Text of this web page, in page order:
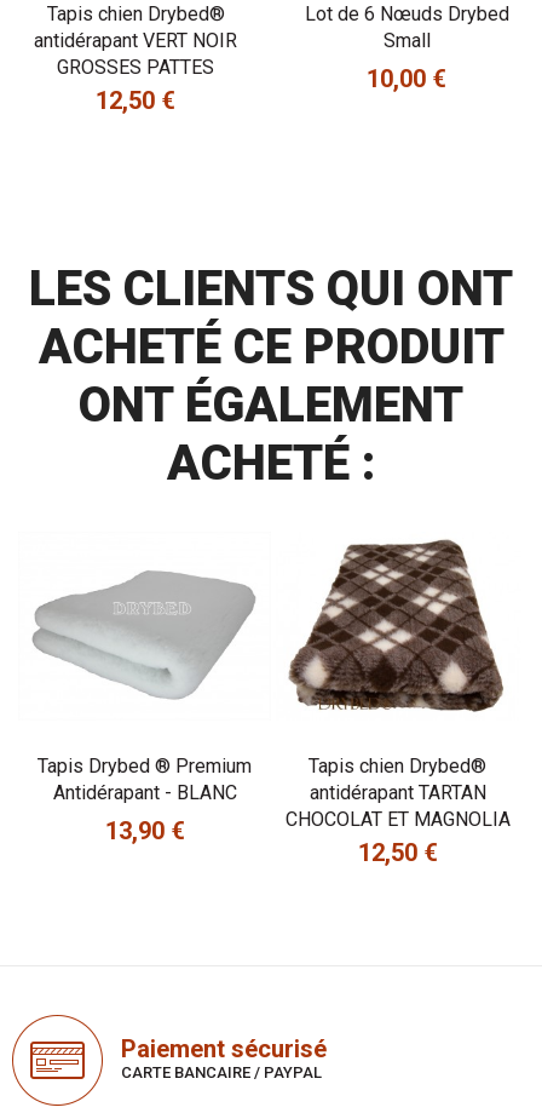
Tapis chien Drybed®
antidérapant VERT NOIR
GROSSES PATTES
Prix
12,50 €
Lot de 6 Nœuds Drybed
Small
Prix
10,00 €
LES CLIENTS QUI ONT
ACHETÉ CE PRODUIT
ONT ÉGALEMENT
ACHETÉ :
Tapis Drybed ® Premium
Antidérapant - BLANC
Prix
13,90 €
Tapis chien Drybed®
antidérapant TARTAN
CHOCOLAT ET MAGNOLIA
Prix
12,50 €
Paiement sécurisé
CARTE BANCAIRE / PAYPAL